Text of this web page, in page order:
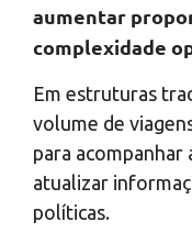
aumentar
complexidade
Em estruturas
volume de
para acompanhar
atualizar
políticas.